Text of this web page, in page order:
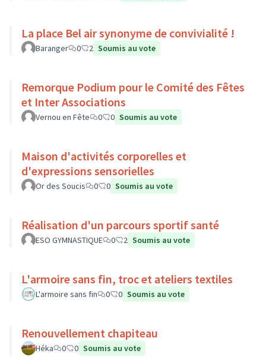
La place Bel air synonyme de convivialité !
Baranger 0 2 Soumis au vote
Remorque Podium pour le Comité des Fêtes
et Inter Associations
Vernou en Fête 0 0 Soumis au vote
Maison d'activités corporelles et
d'expressions sensorielles
Or des Soucis 0 0 Soumis au vote
Réalisation d'un parcours sportif santé
ESO GYMNASTIQUE 0 2 Soumis au vote
L'armoire sans fin, troc et ateliers textiles
L'armoire sans fin 0 0 Soumis au vote
Renouvellement chapiteau
Héka 0 0 Soumis au vote